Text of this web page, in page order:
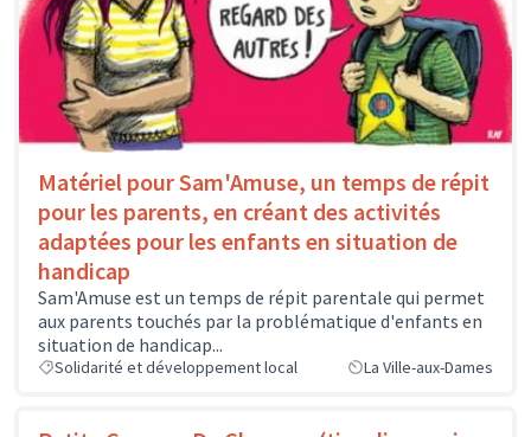
Matériel pour Sam'Amuse, un temps de répit
pour les parents, en créant des activités
adaptées pour les enfants en situation de
handicap
Sam'Amuse est un temps de répit parentale qui permet
aux parents touchés par la problématique d'enfants en
situation de handicap...
Solidarité et développement local La Ville-aux-Dames